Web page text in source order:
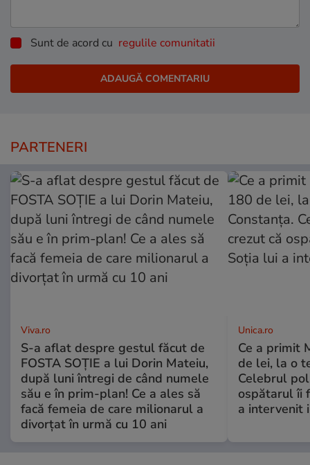
Sunt de acord cu regulile comunitatii
PARTENERI
Viva.ro
S-a aflat despre gestul făcut de
FOSTA SOȚIE a lui Dorin Mateiu,
după luni întregi de când numele
său e în prim-plan! Ce a ales să
facă femeia de care milionarul a
divorțat în urmă cu 10 ani
Unica.ro
Ce a primit
de lei, la o
Celebrul
ospătarul îi
a intervenit